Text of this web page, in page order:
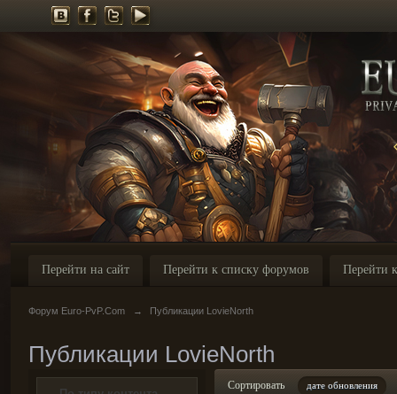
Перейти на сайт Перейти к списку форумов Перейти
Форум Euro-PvP.Com → Публикации LovieNorth
Публикации LovieNorth
Сортировать дате обновления